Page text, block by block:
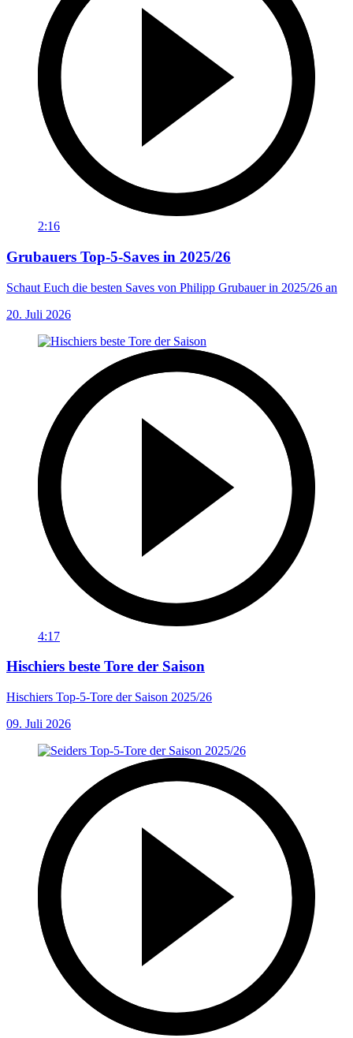
2:16
Grubauers Top-5-Saves in 2025/26
Schaut Euch die besten Saves von Philipp Grubauer in 2025/26 an
20. Juli 2026
4:17
Hischiers beste Tore der Saison
Hischiers Top-5-Tore der Saison 2025/26
09. Juli 2026